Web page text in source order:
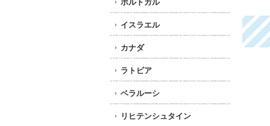
イスラエル
カナダ
ラトビア
ベラルーシ
リヒテンシュタイン
356円